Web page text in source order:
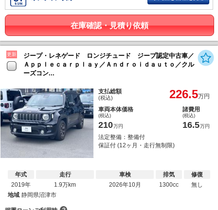
在庫確認・見積り依頼
更新
ジープ・レネゲード ロンジチュード ジープ認定中古車／
Ａｐｐｌｅｃａｒｐｌａｙ／Ａｎｄｒｏｉｄａｕｔｏ／クル
ーズコン...
支払総額
(税込) 226.5万円
車両本体価格
(税込)
210万円
諸費用
(税込)
16.5万円
法定整備：整備付
保証付 (12ヶ月・走行無制限)
年式
2019年
走行
1.9万km
車検
2026年10月
排気
1300cc
修復
無し
地域 静岡県沼津市